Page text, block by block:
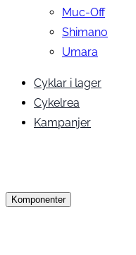
Muc-Off
Shimano
Umara
Cyklar i lager
Cykelrea
Kampanjer
Komponenter